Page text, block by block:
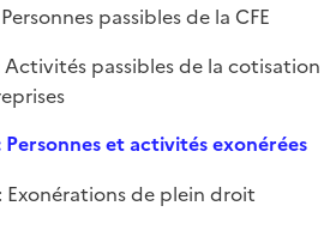
passibles de la CFE
passibles de la cotisation
et activités exonérées
Exonérations de plein droit